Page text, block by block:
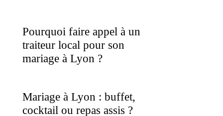
Pourquoi faire appel à un
traiteur local pour son
mariage à Lyon ?
Mariage à Lyon : buffet,
cocktail ou repas assis ?